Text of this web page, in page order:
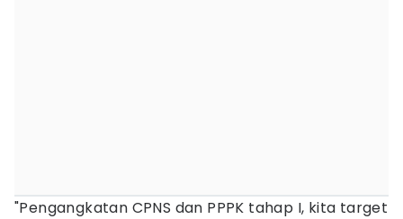
"Pengangkatan CPNS dan PPPK tahap I, kita target